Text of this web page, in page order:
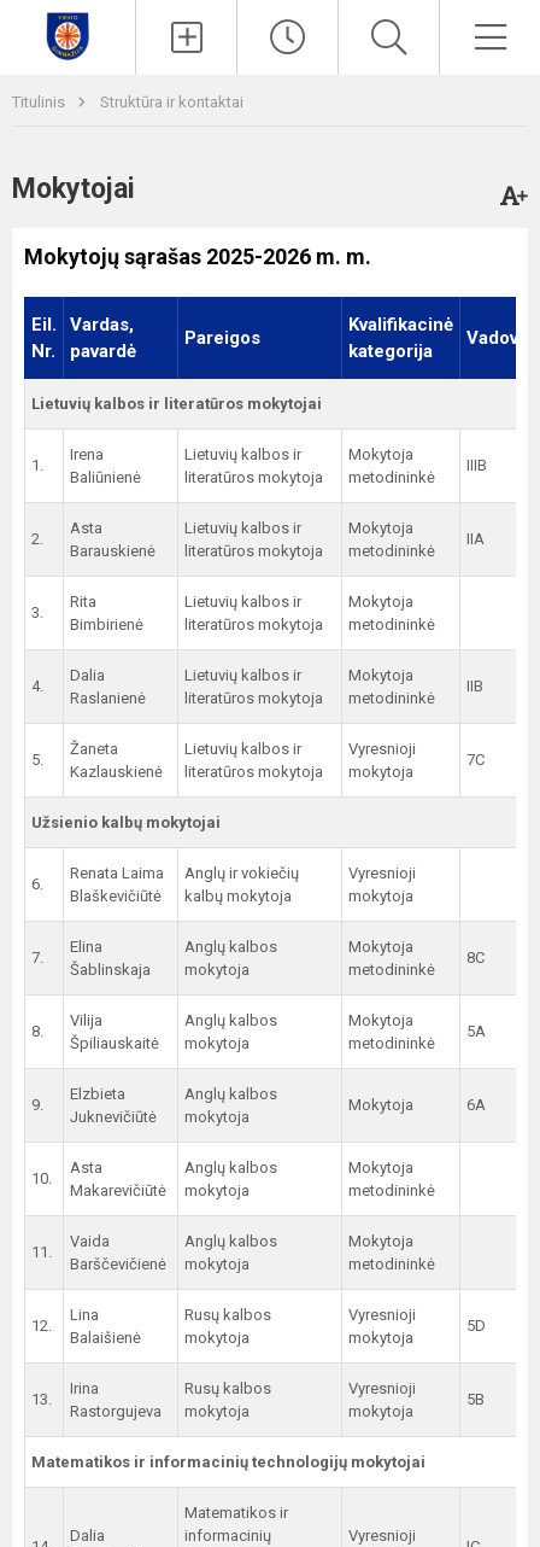
Titulinis Struktūra ir kontaktai
Mokytojai
Mokytojų sąrašas 2025-2026 m. m.
Eil.
Nr.
Vardas,
pavardė
Pareigos
Kvalifikacinė
kategorija
Lietuvių kalbos ir literatūros mokytojai
1.
Irena
Baliūnienė
Lietuvių kalbos ir
literatūros mokytoja
Mokytoja
metodininkė
IIIB
2.
Asta
Barauskienė
Lietuvių kalbos ir
literatūros mokytoja
Mokytoja
metodininkė
IIA
3.
Rita
Bimbirienė
Lietuvių kalbos ir
literatūros mokytoja
Mokytoja
metodininkė
4.
Dalia
Raslanienė
Lietuvių kalbos ir
literatūros mokytoja
Mokytoja
metodininkė
IIB
5.
Žaneta
Kazlauskienė
Lietuvių kalbos ir
literatūros mokytoja
Vyresnioji
mokytoja
7C
Užsienio kalbų mokytojai
6.
Renata Laima
Blaškevičiūtė
Anglų ir vokiečių
kalbų mokytoja
Vyresnioji
mokytoja
7.
Elina
Šablinskaja
Anglų kalbos
mokytoja
Mokytoja
metodininkė
8C
8.
Vilija
Špiliauskaitė
Anglų kalbos
mokytoja
Mokytoja
metodininkė
5A
9.
Elzbieta
Juknevičiūtė
Anglų kalbos
mokytoja
Mokytoja 6A
10.
Asta
Makarevičiūtė
Anglų kalbos
mokytoja
Mokytoja
metodininkė
11.
Vaida
Barščevičienė
Anglų kalbos
mokytoja
Mokytoja
metodininkė
12.
Lina
Balaišienė
Rusų kalbos
mokytoja
Vyresnioji
mokytoja
5D
13.
Irina
Rastorgujeva
Rusų kalbos
mokytoja
Vyresnioji
mokytoja
5B
Matematikos ir informacinių technologijų mokytojai
Dalia
Matematikos ir
informacinių
Vyresnioji